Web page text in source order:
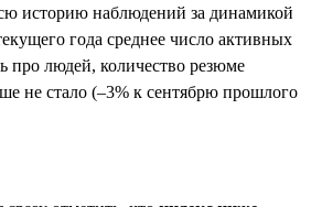
историю наблюдений за динамикой
года среднее число активных
про людей, количество резюме
не стало (–3% к сентябрю прошлого